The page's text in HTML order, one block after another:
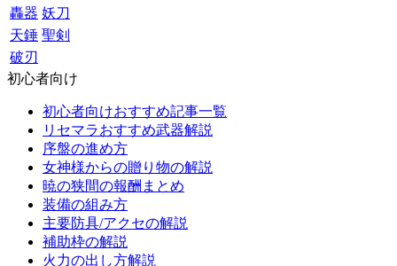
轟器 妖刀
天錘 聖剣
破刃
初心者向け
初心者向けおすすめ記事一覧
リセマラおすすめ武器解説
序盤の進め方
女神様からの贈り物の解説
暁の狭間の報酬まとめ
装備の組み方
主要防具/アクセの解説
補助枠の解説
火力の出し方解説